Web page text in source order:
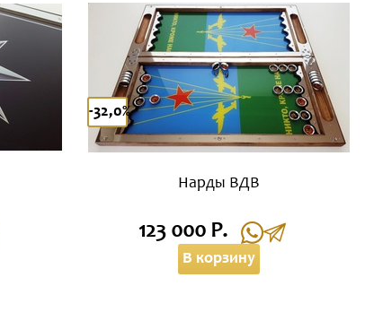
Нарды ВДВ
-32,0%
123 000 Р.
В корзину